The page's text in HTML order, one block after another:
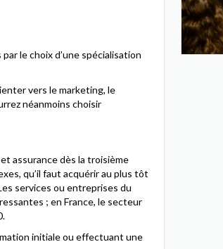
le choix d’une spécialisation
vers le marketing, le
néanmoins choisir
assurance dès la troisième
qu’il faut acquérir au plus tôt
services ou entreprises du
; en France, le secteur
initiale ou effectuant une